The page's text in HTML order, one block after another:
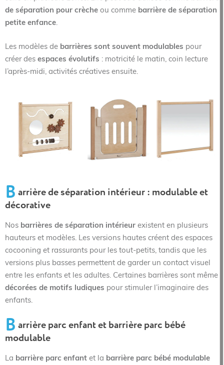
de séparation pour crèche ou comme barrière de séparation
petite enfance.
Les modèles de barrières sont souvent modulables pour
créer des espaces évolutifs : motricité le matin, coin lecture
l’après-midi, activités créatives ensuite.
B arrière de séparation intérieur : modulable et
décorative
Nos barrières de séparation intérieur existent en plusieurs
hauteurs et modèles. Les versions hautes créent des espaces
cocooning et rassurants pour les tout-petits, tandis que les
versions plus basses permettent de garder un contact visuel
entre les enfants et les adultes. Certaines barrières sont même
décorées de motifs ludiques pour stimuler l’imaginaire des
enfants.
B arrière parc enfant et barrière parc bébé
modulable
La barrière parc enfant et la barrière parc bébé modulable